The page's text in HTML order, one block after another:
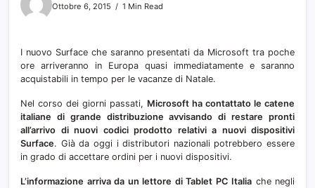
Ottobre 6, 2015
1 Min Read
arrivo
da
I nuovo Surface che saranno presentati da Microsoft tra poche
ore arriveranno in Europa quasi immediatamente e saranno
acquistabili in tempo per le vacanze di Natale.
Nel corso dei giorni passati, Microsoft ha contattato le catene
italiane di grande distribuzione avvisando di restare pronti
all’arrivo di nuovi codici prodotto relativi a nuovi dispositivi
Surface. Già da oggi i distributori nazionali potrebbero essere
in grado di accettare ordini per i nuovi dispositivi.
L’informazione arriva da un lettore di Tablet PC Italia che negli